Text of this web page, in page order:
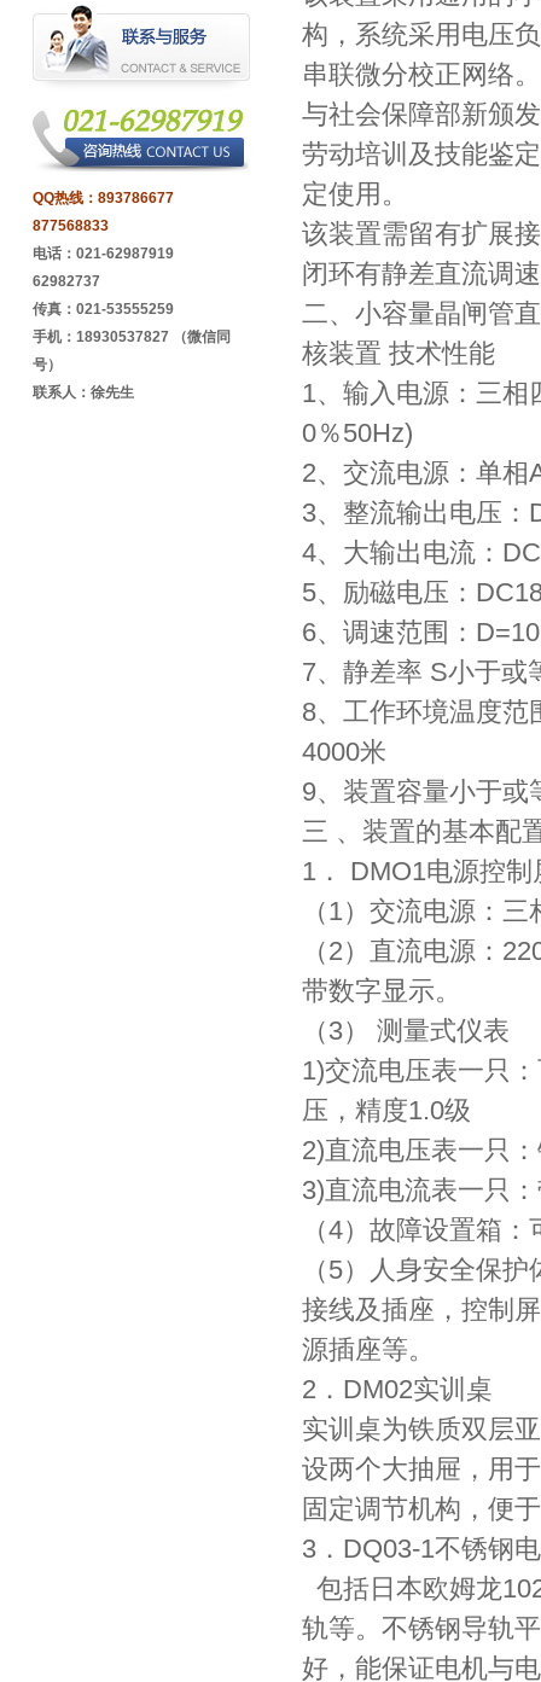
构，系统采用电压
串联微分校正网络
与社会保障部新颁
劳动培训及技能鉴
定使用。
该装置需留有扩展
闭环有静差直流调
二、小容量晶闸管
核装置 技术性能
1、输入电源：三相
0％50Hz)
2、交流电源：单
3、整流输出电压
4、大输出电流：
5、励磁电压：
6、调速范围：
7、静差率 S小于或
8、工作环境温度
4000米
9、装置容量小于或
三 、装置的基本配
1． DMO1电源控制
（1）交流电源：
（2）直流电源：
带数字显示。
（3） 测量式仪表
1)交流电压表一只
压，精度1.0级
2)直流电压表一只
3)直流电流表一只
（4）故障设置箱
（5）人身安全保
接线及插座，控制
源插座等。
2．DM02实训桌
实训桌为铁质双层
设两个大抽屉，用
固定调节机构，便
3．DQ03-1不锈钢
包括日本欧姆龙
轨等。不锈钢导轨
好，能保证电机与
QQ热线： 893786677
877568833
电话：021-62987919
62982737
传真：021-53555259
手机：18930537827 （微信同
号）
联系人：徐先生